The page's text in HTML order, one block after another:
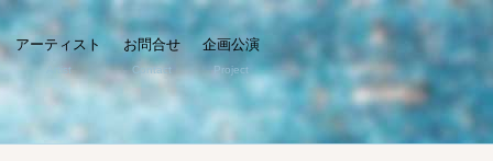
アーティスト
Artist
お問合せ
Contact
企画公演
Project